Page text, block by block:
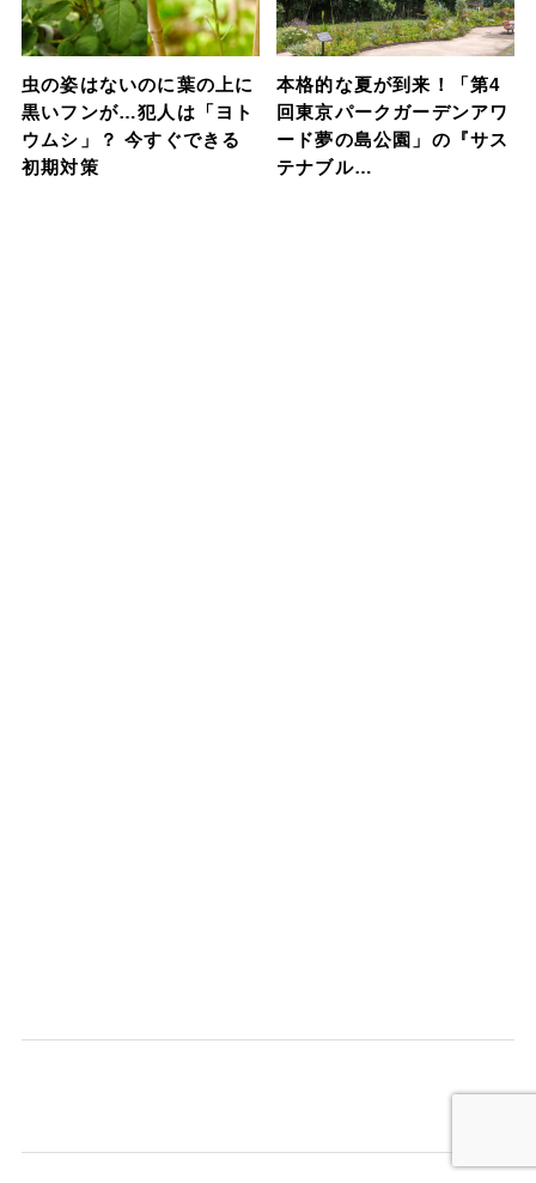
虫の姿はないのに葉の上に
黒いフンが…犯人は「ヨト
ウムシ」？ 今すぐできる
初期対策
本格的な夏が到来！「第4
回東京パークガーデンアワ
ード夢の島公園」の『サス
テナブル…